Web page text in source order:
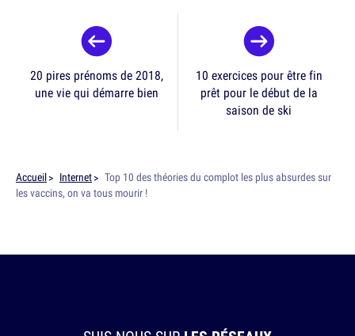
20 pires prénoms de 2018,
une vie qui démarre bien
10 exercices pour être fin
prêt pour le début de la
saison de ski
Accueil Internet
Top 10 des théories du complot les plus absurdes sur
les vaccins, on va tous mourir !